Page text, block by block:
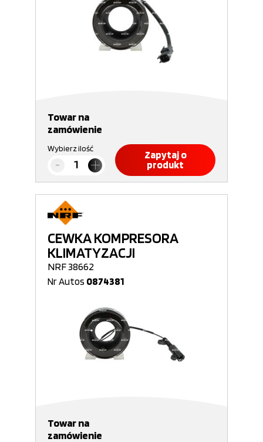
Towar na
zamówienie
Wybierz ilość
Zapytaj o
produkt
CEWKA KOMPRESORA
KLIMATYZACJI
NRF 38662
Nr Autos 0874381
Towar na
zamówienie